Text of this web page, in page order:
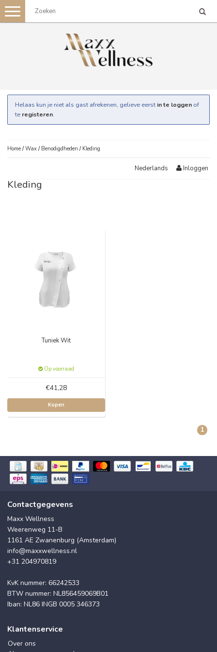
Toggle
navigation
Helaas kun je niet als gast afrekenen, gelieve eerst in te loggen of
te registeren.
Home /Wax / Benodigdheden / Kleding
Nederlands Inloggen
Kleding
Tuniek Wit
Op voorraad
€41,28
Kopen
1
Contactgegevens
Maxx Wellness
Weerenweg 11-B
1161 AE Zwanenburg (Amsterdam)
info@maxxwellness.nl
+31 204970819
KvK nummer: 66242533
BTW nummer: NL856459069B01
Iban: NL86 INGB 0005 346373
Klantenservice
Over ons